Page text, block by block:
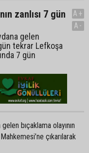
zanlısı 7 gün
gelen
tekrar Lefkoşa
7 gün
A+
A-
bıçaklama olayının
çıkarılarak